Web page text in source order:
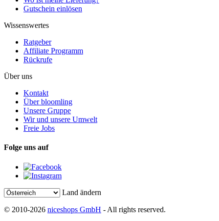
Gutschein einlösen
Wissenswertes
Ratgeber
Affiliate Programm
Rückrufe
Über uns
Kontakt
Über bloomling
Unsere Gruppe
Wir und unsere Umwelt
Freie Jobs
Folge uns auf
Land ändern
© 2010-2026 niceshops GmbH - All rights reserved.